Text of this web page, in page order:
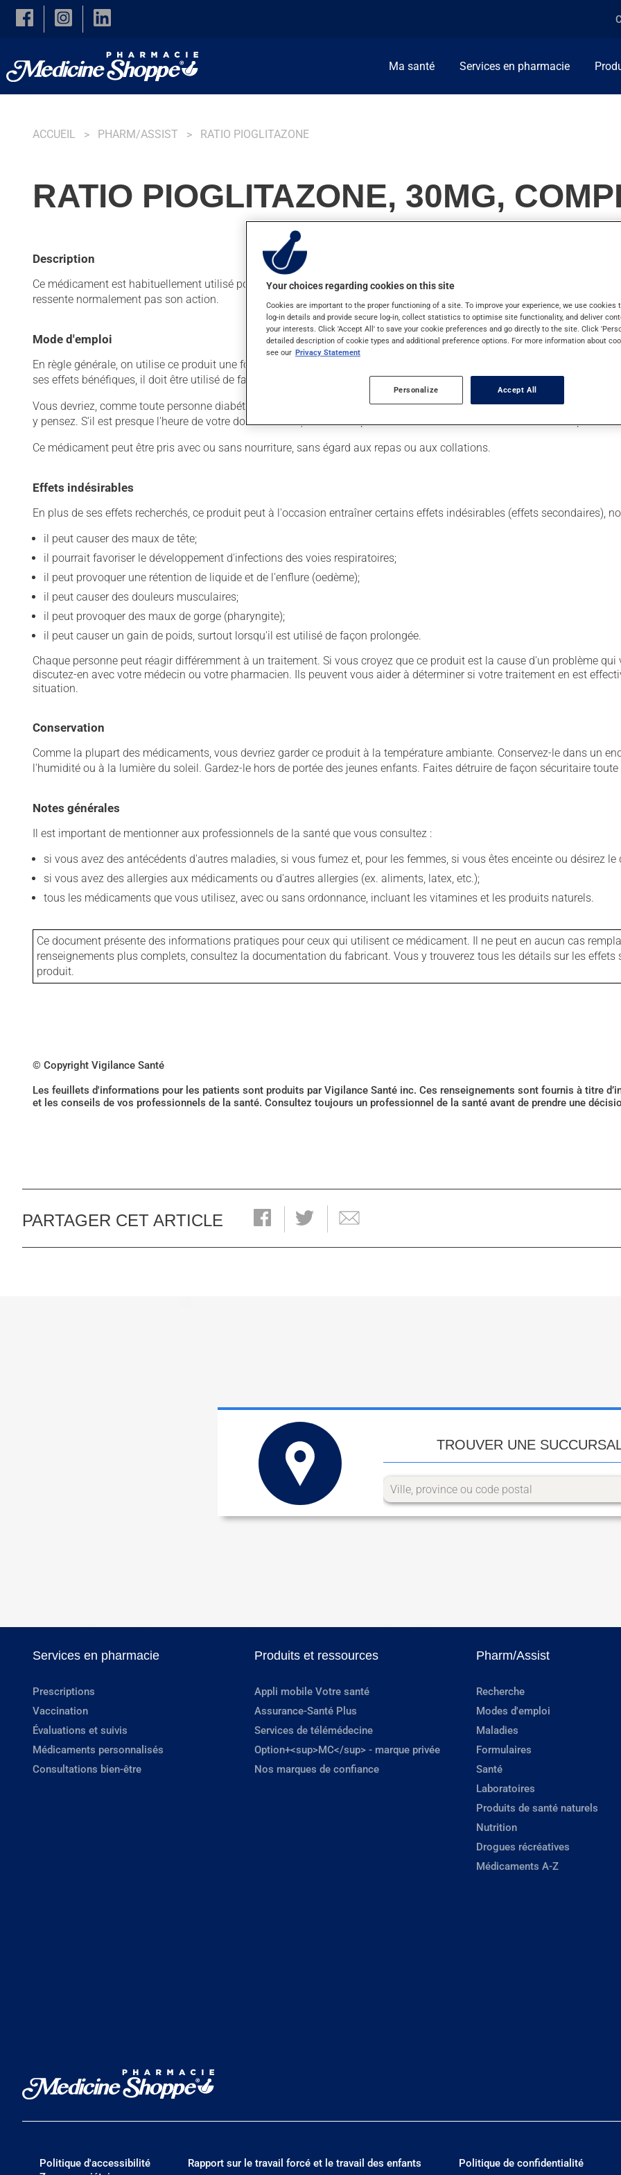
Skip to main content
Ma santé Services en pharmacie
ACCUEIL PHARM/ASSIST RATIO PIOGLITAZONE
RATIO PIOGLITAZONE, 30MG,
Description
Ce médicament est habituellement utilisé pour contrôler le taux de sucre dans le sang (glycémie) chez les personnes
ressente normalement pas son action.
Mode d'emploi
En règle générale, on utilise ce produit une fois par jour. Il est possible que votre pharmacien vous ait indiqué un
ses effets bénéfiques, il doit être utilisé de façon régulière et continue. Assurez-vous de ne jamais en manquer.
Vous devriez, comme toute personne diabétique, vérifier régulièrement votre glycémie à l'aide d'un appareil approprié. Si
y pensez. S'il est presque l'heure de votre dose suivante, laissez simplement tomber la dose oubliée. Ne doublez pas la
Ce médicament peut être pris avec ou sans nourriture, sans égard aux repas ou aux collations.
Effets indésirables
En plus de ses effets recherchés, ce produit peut à l'occasion entraîner certains effets indésirables (effets secondaires),
il peut causer des maux de tête;
il pourrait favoriser le développement d'infections des voies respiratoires;
il peut provoquer une rétention de liquide et de l'enflure (oedème);
il peut causer des douleurs musculaires;
il peut provoquer des maux de gorge (pharyngite);
il peut causer un gain de poids, surtout lorsqu'il est utilisé de façon prolongée.
Chaque personne peut réagir différemment à un traitement. Si vous croyez que ce produit est la cause d'un problème
discutez-en avec votre médecin ou votre pharmacien. Ils peuvent vous aider à déterminer si votre traitement en est
situation.
Conservation
Comme la plupart des médicaments, vous devriez garder ce produit à la température ambiante. Conservez-le dans un
l'humidité ou à la lumière du soleil. Gardez-le hors de portée des jeunes enfants. Faites détruire de façon sécuritaire
Notes générales
Il est important de mentionner aux professionnels de la santé que vous consultez :
si vous avez des antécédents d'autres maladies, si vous fumez et, pour les femmes, si vous êtes enceinte ou désirez le
si vous avez des allergies aux médicaments ou d'autres allergies (ex. aliments, latex, etc.);
tous les médicaments que vous utilisez, avec ou sans ordonnance, incluant les vitamines et les produits naturels.
Ce document présente des informations pratiques pour ceux qui utilisent ce médicament. Il ne peut en aucun cas
renseignements plus complets, consultez la documentation du fabricant. Vous y trouverez tous les détails sur les
produit.
© Copyright Vigilance Santé
Les feuillets d'informations pour les patients sont produits par Vigilance Santé inc. Ces renseignements sont fournis à titre
et les conseils de vos professionnels de la santé. Consultez toujours un professionnel de la santé avant de prendre une
PARTAGER CET ARTICLE
TROUVER UNE
Services en pharmacie
Prescriptions
Vaccination
Évaluations et suivis
Médicaments personnalisés
Consultations bien-être
Produits et ressources
Appli mobile Votre santé
Assurance-Santé Plus
Services de télémédecine
Option+<sup>MC</sup> - marque privée
Nos marques de confiance
Pharm/Assist
Recherche
Modes d'emploi
Maladies
Formulaires
Santé
Laboratoires
Produits de santé naturels
Nutrition
Drogues récréatives
Médicaments A-Z
Politique d'accessibilité Rapport sur le travail forcé et le travail des enfants
Politique de confidentialité
Your choices regarding cookies on this site
Cookies are important to the proper functioning of a site. To improve your experience, we use cookies
log-in details and provide secure log-in, collect statistics to optimise site functionality, and deliver
your interests. Click 'Accept All' to save your cookie preferences and go directly to the site. Click
detailed description of cookie types and additional preference options. For more information about
see our Privacy Statement
Personalize Accept All